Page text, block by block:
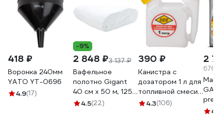
418 ₽
Воронка 240мм
YATO YT-0696
4.9(17)
-9%
2 848 ₽3 137 ₽
Вафельное
полотно Gigant
40 см х 50 м, 125
г/м2 GVL-200
4.5(22)
390 ₽
Канистра с
дозатором 1 л для
топливной смеси
DDE 247-002
4.3(106)
2
304.8